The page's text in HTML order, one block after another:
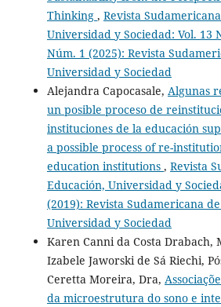
Thinking , Revista
Universidad y Sociedad: Vol. 13
Núm. 1 (2025): Revista
Universidad y Sociedad
Alejandra Capocasale, Algunas
un posible proceso de
instituciones de la educación
a possible process of re-
education institutions , Revista
Educación, Universidad y
(2019): Revista Sudamericana
Universidad y Sociedad
Karen Canni da Costa Drabach,
Izabele Jaworski de Sá Riechi,
Ceretta Moreira, Dra,
da microestrutura do sono e